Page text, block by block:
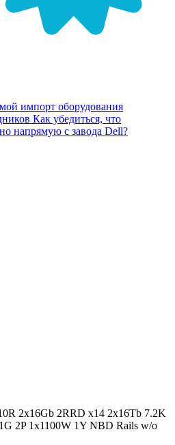
импорт оборудования
Как убедиться, что
напрямую с завода Dell?
2x16Gb 2RRD x14 2x16Tb 7.2K
2P 1x1100W 1Y NBD Rails w/o